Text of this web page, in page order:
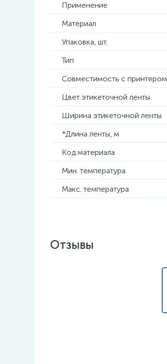
Применение
Материал
Упаковка, шт.
Тип
Совместимость с принтером
Цвет этикеточной ленты
Ширина этикеточной ленты
*Длина ленты, м
Код материала
Мин. температура
Макс. температура
Отзывы